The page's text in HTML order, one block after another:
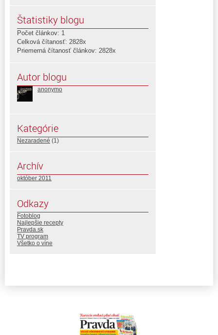
Štatistiky blogu
Počet článkov: 1
Celková čítanosť: 2828x
Priemerná čítanosť článkov: 2828x
Autor blogu
anonymo
Kategórie
Nezaradené (1)
Archív
október 2011
Odkazy
Fotoblog
Najlepšie recepty
Pravda.sk
TV program
Všetko o víne